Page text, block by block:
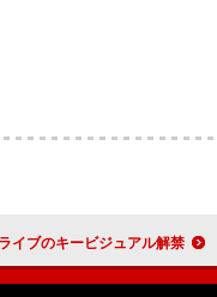
強さ×OCTPATHの華麗さを表現、連動型2DAYSワンマンライブのキービジュアル解禁